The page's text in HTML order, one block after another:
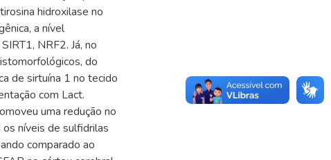
hidroxilase no
a nível
NRF2. Já, no
do
de sirtuína 1 no tecido
com Lact.
uma redução no
níveis de sulfidrilas
comparado ao